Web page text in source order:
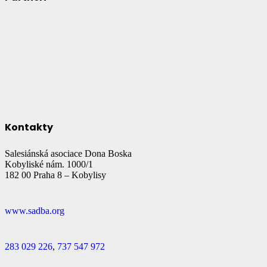
Kontakty
Salesiánská asociace Dona Boska
Kobyliské nám. 1000/1
182 00 Praha 8 – Kobylisy
www.sadba.org
283 029 226, 737 547 972